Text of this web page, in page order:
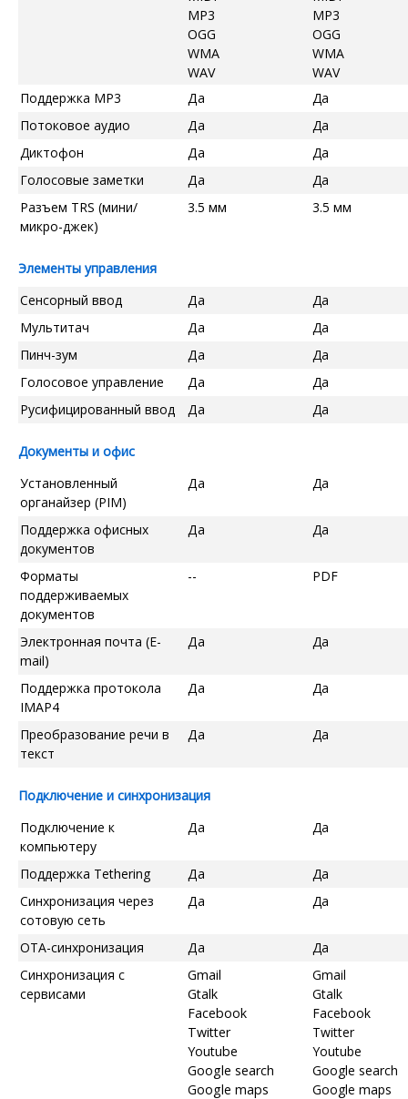
MP3
OGG
WMA
WAV
MP3
OGG
WMA
WAV
Поддержка MP3
Да
Да
Потоковое аудио
Да
Да
Диктофон
Да
Да
Голосовые заметки
Да
Да
Разъем TRS (мини/
микро-джек)
3.5 мм 3.5 мм
Элементы управления
Сенсорный ввод
Да
Да
Мультитач
Да
Да
Пинч-зум
Да
Да
Голосовое управление
Да
Да
Русифицированный ввод
Да Да
Документы и офис
Установленный
органайзер (PIM)
Да Да
Поддержка офисных
документов
Да Да
Форматы
поддерживаемых
документов
-- PDF
Электронная почта (E-
mail)
Да Да
Поддержка протокола
IMAP4
Да Да
Преобразование речи в
текст
Да Да
Подключение и синхронизация
Подключение к
компьютеру
Да Да
Поддержка Tethering Да
Да
Синхронизация через
сотовую сеть
Да Да
OTA-синхронизация Да
Да
Синхронизация с
сервисами
Gmail
Gtalk
Facebook
Twitter
Youtube
Google search
Google maps
Gmail
Gtalk
Facebook
Twitter
Youtube
Google search
Google maps